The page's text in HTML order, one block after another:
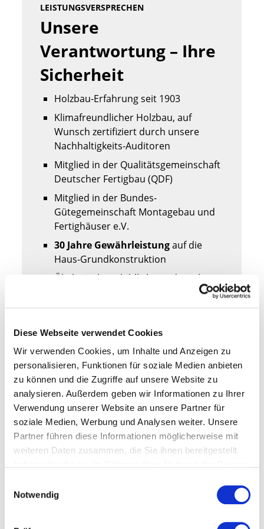
Diese Webseite verwendet Cookies
Wir verwenden Cookies, um Inhalte und Anzeigen zu
personalisieren, Funktionen für soziale Medien anbieten
zu können und die Zugriffe auf unsere Website zu
analysieren. Außerdem geben wir Informationen zu Ihrer
Verwendung unserer Website an unsere Partner für
soziale Medien, Werbung und Analysen weiter. Unsere
Partner führen diese Informationen möglicherweise mit
weiteren Daten zusammen, die Sie ihnen bereitgestellt
Notwendig
In Sachen Haustechnik sorgt die installierte
Wasser-Wärmepumpe mit eingebautem
Trinkwasserspeicher, integrierter Lüftung und
Kühlfunktion füroptimale Energieeffizienz
Raumklima
innerhalb des Hauses.
Unsere
Verantwortung – Ihre
Sicherheit
LEISTUNGSVERSPRECHEN
Holzbau-Erfahrung seit 1903
Klimafreundlicher Holzbau, auf
Wunsch zertifiziert durch unsere
Nachhaltigkeits-Auditoren
Mitglied in der Qualitätsgemeinschaft
Deutscher Fertigbau (QDF)
Mitglied in der Bundes-
Gütegemeinschaft Montagebau und
Fertighäuser e.V.
30 Jahre Gewährleistungauf die
Haus-Grundkonstruktion
Ökologisch vorbildliche und trockene
CNC-gesteuerte Präzisionsfertigung
Detaillierte Baubeschreibung
18 Monate Festpreisgarantie
Vertraglich fixierte
Fertigstellungsdauer ab
Auftragsklarheit
konfigurieren - mit
Meisterstück-HAUS
MEISTERSTÜCK-KONFIGURATOR